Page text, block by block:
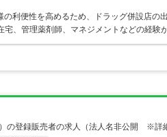
の利便性を高めるため、ドラッグ併設店の
宅、管理薬剤師、マネジメントなどの経
の登録販売者の求人（法人名非公開 ※詳